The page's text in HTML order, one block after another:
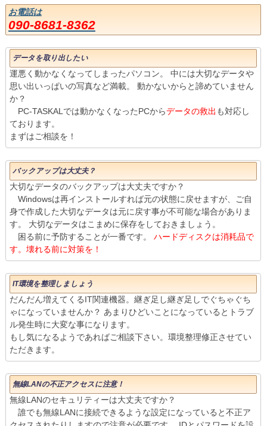
お電話は
090-8681-8362
データを取り出したい
運悪く動かなくなってしまったパソコン。 中には大切なデータや
思い出いっぱいの写真など満載。 動かないからと諦めていません
か？
PC-TASKALでは動かなくなったPCからデータの救出 も対応し
ております。
まずはご相談を！
バックアップは大丈夫？
大切なデータのバックアップは大丈夫ですか？
Windowsは再インストールすれば元の状態に戻せますが、ご自
身で作成した大切なデータは元に戻す事が不可能な場合がありま
す。 大切なデータはこまめに保存をしておきましょう。
困る前に予防することが一番です。 ハードディスクは消耗品で
す。壊れる前に対策を！
IT環境を整理しましょう
だんだん増えてくるIT関連機器。継ぎ足し継ぎ足しでぐちゃぐち
ゃになっていませんか？ あまりひどいことになっているとトラブ
ル発生時に大変な事になります。
もし気になるようであればご相談下さい。環境整理修正させてい
ただきます。
無線LANの不正アクセスに注意！
無線LANのセキュリティーは大丈夫ですか？
誰でも無線LANに接続できるような設定になっていると不正ア